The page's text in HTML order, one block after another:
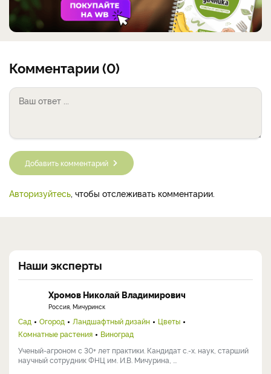
Комментарии (0)
Добавить комментарий
Авторизуйтесь , чтобы отслеживать комментарии.
Наши эксперты
Хромов Николай Владимирович
Россия, Мичуринск
Сад Огород Ландшафтный дизайн
Цветы
Комнатные растения
Виноград
Ученый-агроном с 30+ лет практики. Кандидат с.-х. наук, старший
научный сотрудник ФНЦ им. И.В. Мичурина, ...